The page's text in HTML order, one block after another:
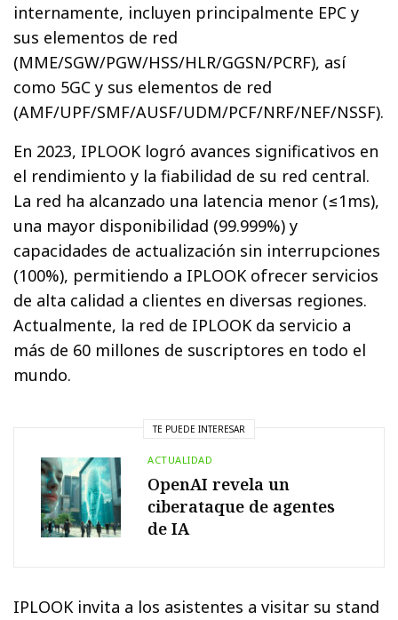
internamente, incluyen principalmente EPC y
sus elementos de red
(MME/SGW/PGW/HSS/HLR/GGSN/PCRF), así
como 5GC y sus elementos de red
(AMF/UPF/SMF/AUSF/UDM/PCF/NRF/NEF/NSSF).
En 2023, IPLOOK logró avances significativos en
el rendimiento y la fiabilidad de su red central.
La red ha alcanzado una latencia menor (≤1ms),
una mayor disponibilidad (99.999%) y
capacidades de actualización sin interrupciones
(100%), permitiendo a IPLOOK ofrecer servicios
de alta calidad a clientes en diversas regiones.
Actualmente, la red de IPLOOK da servicio a
más de 60 millones de suscriptores en todo el
mundo.
TE PUEDE INTERESAR
ACTUALIDAD
OpenAI revela un
ciberataque de agentes
de IA
IPLOOK invita a los asistentes a visitar su stand